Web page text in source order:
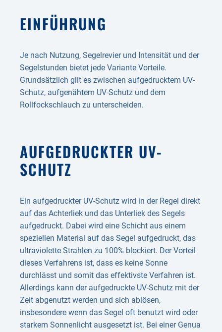
EINFÜHRUNG
Je nach Nutzung, Segelrevier und Intensität und der
Segelstunden bietet jede Variante Vorteile.
Grundsätzlich gilt es zwischen aufgedrucktem UV-
Schutz, aufgenähtem UV-Schutz und dem
Rollfockschlauch zu unterscheiden.
AUFGEDRUCKTER UV-
SCHUTZ
Ein aufgedruckter UV-Schutz wird in der Regel direkt
auf das Achterliek und das Unterliek des Segels
aufgedruckt. Dabei wird eine Schicht aus einem
speziellen Material auf das Segel aufgedruckt, das
ultraviolette Strahlen zu 100% blockiert. Der Vorteil
dieses Verfahrens ist, dass es keine Sonne
durchlässt und somit das effektivste Verfahren ist.
Allerdings kann der aufgedruckte UV-Schutz mit der
Zeit abgenutzt werden und sich ablösen,
insbesondere wenn das Segel oft benutzt wird oder
starkem Sonnenlicht ausgesetzt ist. Bei einer Genua